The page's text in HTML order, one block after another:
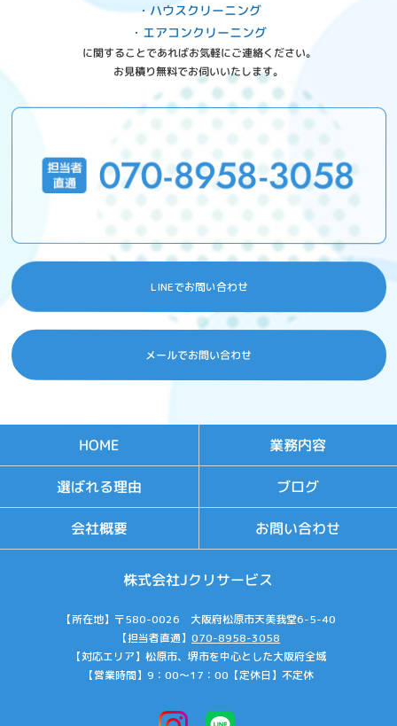
・ハウスクリーニング
・エアコンクリーニング
に関することであればお気軽にご連絡ください。
お見積り無料でお伺いいたします。
LINEでお問い合わせ
メールでお問い合わせ
HOME 業務内容
選ばれる理由 ブログ
会社概要 お問い合わせ
株式会社Jクリサービス
【所在地】〒580-0026 大阪府松原市天美我堂6-5-40
【担当者直通】 070-8958-3058
【対応エリア】松原市、堺市を中心とした大阪府全域
【営業時間】9：00～17：00【定休日】不定休